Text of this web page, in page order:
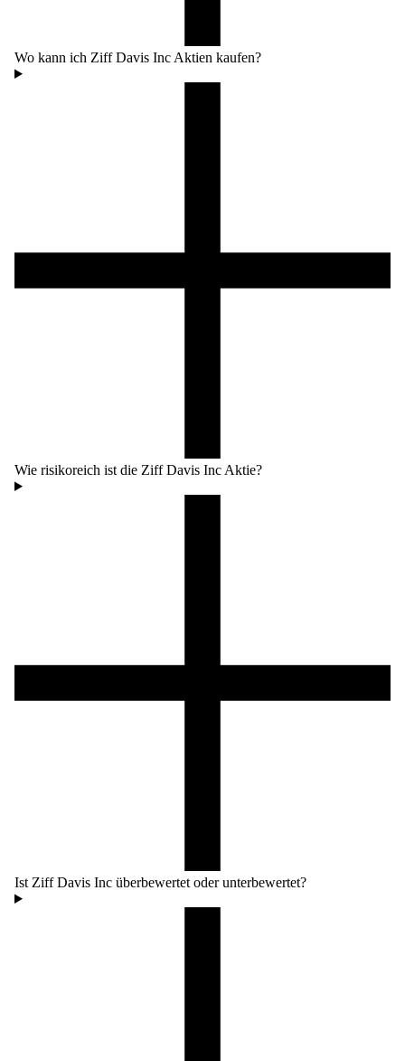
Wo kann ich Ziff Davis Inc Aktien kaufen?
Wie risikoreich ist die Ziff Davis Inc Aktie?
Ist Ziff Davis Inc überbewertet oder unterbewertet?